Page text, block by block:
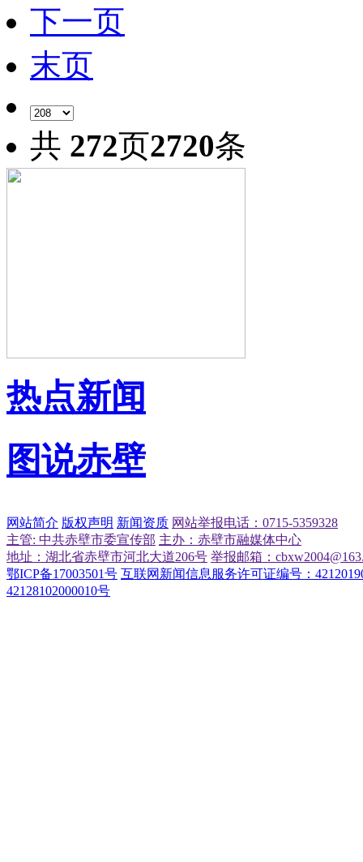
下一页
末页
共 272页2720条
热点新闻
图说赤壁
网站简介 版权声明 新闻资质 网站举报电话：0715-5359328
主管: 中共赤壁市委宣传部 主办：赤壁市融媒体中心
地址：湖北省赤壁市河北大道206号 举报邮箱：
鄂ICP备17003501号 互联网新闻信息服务许可证编号：
42128102000010号